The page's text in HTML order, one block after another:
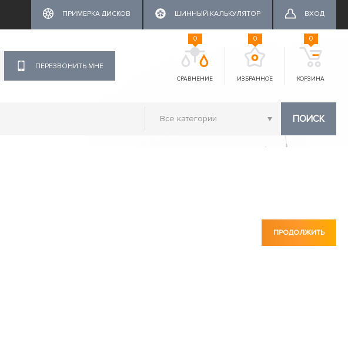
ПРИМЕРКА ДИСКОВ ШИННЫЙ КАЛЬКУЛЯТОР ВХОД
ПЕРЕЗВОНИТЬ МНЕ
СРАВНЕНИЕ
0
ИЗБРАННОЕ
0
КОРЗИНА
0
ПОИСК
ПРОДОЛЖИТЬ